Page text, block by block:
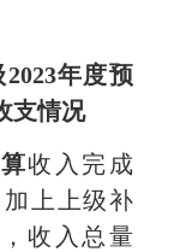
年度预
支情况
收入完成
加上上级补
收入总量